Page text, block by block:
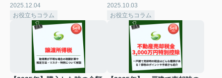
2025.12.04
お役立ちコラム
2025.10.03
お役立ちコラム